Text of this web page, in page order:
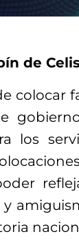
de Celis
colocar
los